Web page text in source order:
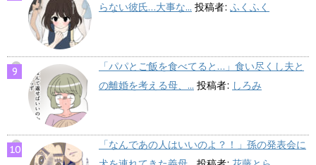
らない彼氏…大事な... 投稿者: ふくふく
「パパとご飯を食べてると…」食い尽くし夫と
の離婚を考える母、... 投稿者: しろみ
「なんであの人はいいのよ？！」孫の発表会に